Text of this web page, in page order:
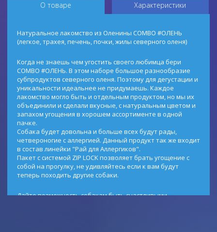
О товаре Характеристики
Натуральное лакомство из Оленины COMBO #ОЛЕНЬ
(легкое, трахея, печень, почки, жилы северного оленя)
Когда не знаешь чем угостить своего любимца бери
COMBO #ОЛЕНЬ. В этом наборе большое разнообразие
субпродуктов северного оленя. Поэтому для дегустации и
уникальности идеальнее не придумаешь. Каждое
лакомство могло быть и отдельным продуктом, но мы их
объединили и сделали вкусные, с натуральным цветом и
запахом угощения в хорошем ассортименте в одной
пачке.
Собака будет довольна и больше всех будут рады,
четвероногие с аллергией. Данный продукт так же входит
в состав линейки "Рай для Аллергиков".
Пакет с системой ZIP LOCK позволяет брать угощение с
собой на прогулку, не удивляйтесь если к вам будут
теперь походить другие собаки.
Дайте возможность собакам быть счастливыми.